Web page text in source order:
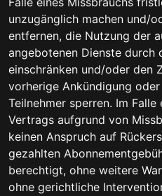
unzugänglich machen und/
entfernen, die Nutzung der
angebotenen Dienste durch
einschränken und/oder den
vorherige Ankündigung
Teilnehmer sperren. Im
Vertrags aufgrund von
keinen Anspruch auf
gezahlten
berechtigt, ohne weitere
ohne gerichtliche